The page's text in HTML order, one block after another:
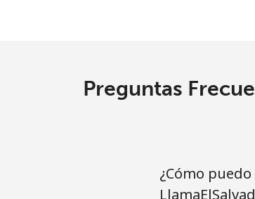
Preguntas
¿Cómo